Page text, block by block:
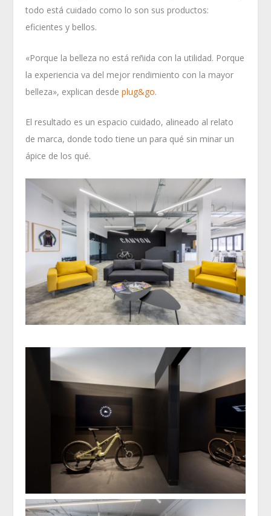
todo está cuidado como lo son sus productos:
eficientes y bellos.
«Porque la belleza no está reñida con la utilidad. Porque
la experiencia va del mejor rendimiento con la mayor
belleza», explican desdeplug&go.
El resultado es un espacio cuidado, alineado al relato
de marca, donde todo tiene un para qué sin minar un
ápice de los qué.